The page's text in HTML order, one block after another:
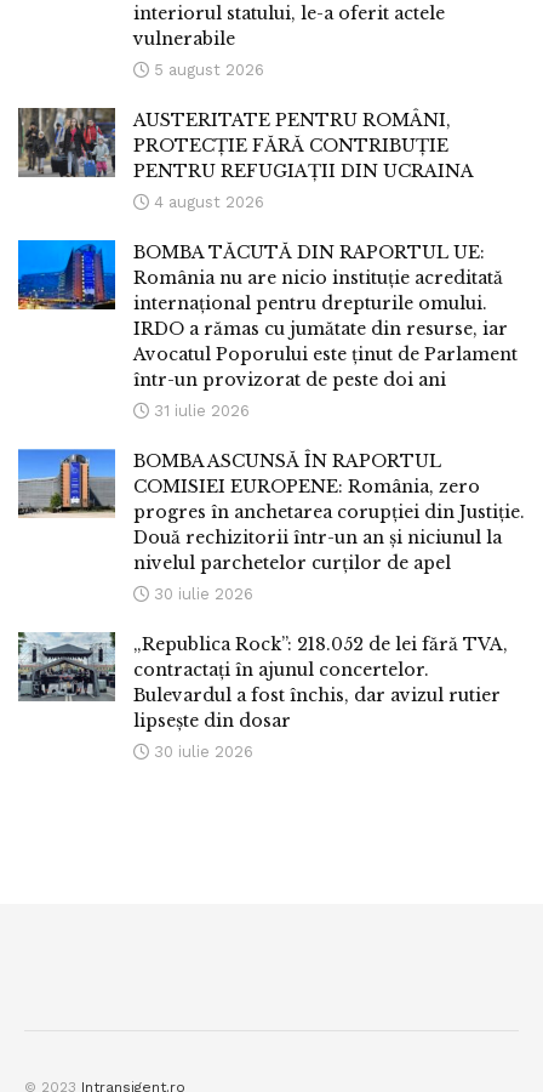
interiorul statului, le-a oferit actele
vulnerabile
5 august 2026
AUSTERITATE PENTRU ROMÂNI,
PROTECȚIE FĂRĂ CONTRIBUȚIE
PENTRU REFUGIAȚII DIN UCRAINA
4 august 2026
BOMBA TĂCUTĂ DIN RAPORTUL UE:
România nu are nicio instituție acreditată
internațional pentru drepturile omului.
IRDO a rămas cu jumătate din resurse, iar
Avocatul Poporului este ținut de Parlament
într-un provizorat de peste doi ani
31 iulie 2026
BOMBA ASCUNSĂ ÎN RAPORTUL
COMISIEI EUROPENE: România, zero
progres în anchetarea corupției din Justiție.
Două rechizitorii într-un an și niciunul la
nivelul parchetelor curților de apel
30 iulie 2026
„Republica Rock”: 218.052 de lei fără TVA,
contractați în ajunul concertelor.
Bulevardul a fost închis, dar avizul rutier
lipsește din dosar
30 iulie 2026
© 2023 Intransigent.ro